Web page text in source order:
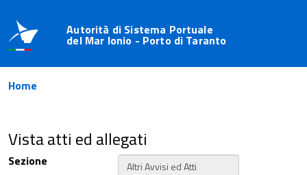
Autorità di Sistema Portuale
del Mar Ionio - Porto di Taranto
Home
Vista atti ed allegati
Sezione